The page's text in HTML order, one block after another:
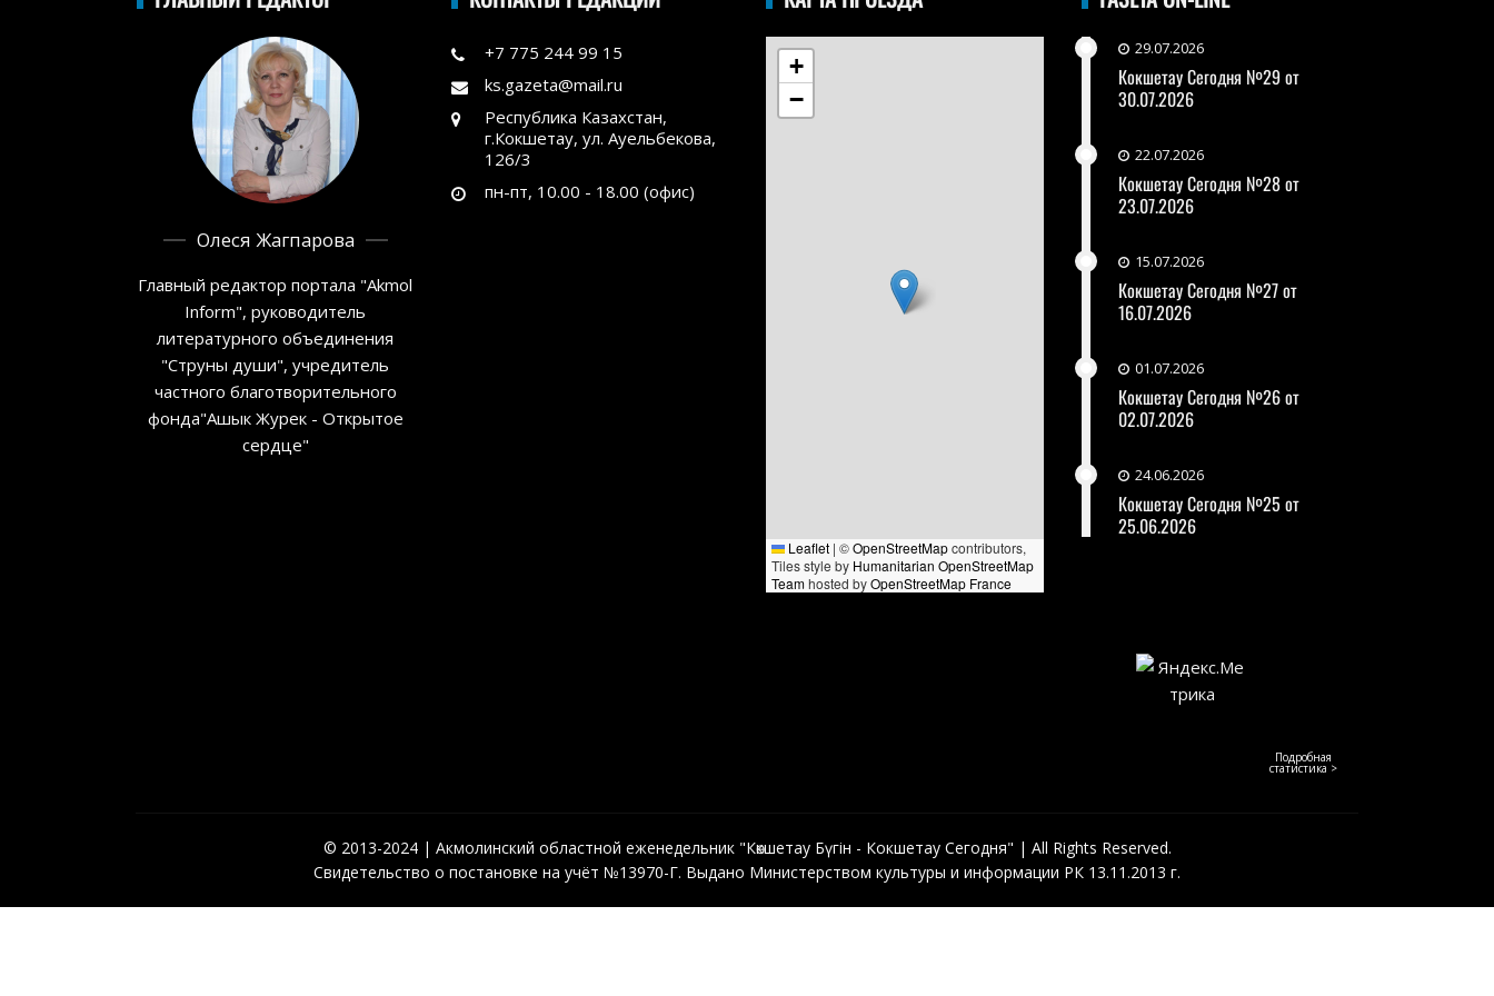
Олеся Жагпарова
Главный редактор портала "Akmol
Inform", руководитель
литературного объединения
"Струны души", учредитель
частного благотворительного
фонда"Ашык Журек - Открытое
сердце"
+7 775 244 99 15
ks.gazeta@mail.ru
Республика Казахстан,
г.Кокшетау, ул. Ауельбекова,
126/3
пн-пт, 10.00 - 18.00 (офис)
+
−
Leaflet | ©OpenStreetMapcontributors,
Tiles style by Humanitarian OpenStreetMap
Teamhosted byOpenStreetMap France
29.07.2026
Кокшетау Сегодня №29 от
30.07.2026
22.07.2026
Кокшетау Сегодня №28 от
23.07.2026
15.07.2026
Кокшетау Сегодня №27 от
16.07.2026
01.07.2026
Кокшетау Сегодня №26 от
02.07.2026
24.06.2026
Кокшетау Сегодня №25 от
25.06.2026
Подробная
статистика >
© 2013-2024 | Акмолинский областной еженедельник "Көкшетау Бүгін - Кокшетау Сегодня" | All Rights Reserved.
Свидетельство о постановке на учёт №13970-Г. Выдано Министерством культуры и информации РК 13.11.2013 г.